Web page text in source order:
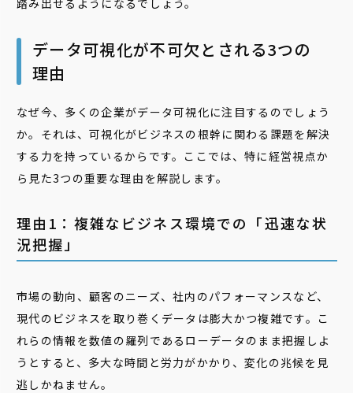
踏み出せるようになるでしょう。
データ可視化が不可欠とされる3つの
理由
なぜ今、多くの企業がデータ可視化に注目するのでしょう
か。それは、可視化がビジネスの根幹に関わる課題を解決
する力を持っているからです。ここでは、特に経営視点か
ら見た3つの重要な理由を解説します。
理由1：複雑なビジネス環境での「迅速な状
況把握」
市場の動向、顧客のニーズ、社内のパフォーマンスなど、
現代のビジネスを取り巻くデータは膨大かつ複雑です。こ
れらの情報を数値の羅列であるローデータのまま把握しよ
うとすると、多大な時間と労力がかかり、変化の兆候を見
逃しかねません。